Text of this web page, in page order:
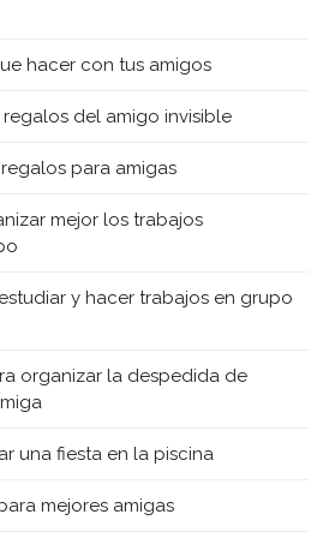
hacer con tus amigos
del amigo invisible
para amigas
mejor los trabajos
y hacer trabajos en grupo
organizar la despedida de
una fiesta en la piscina
mejores amigas